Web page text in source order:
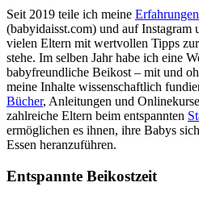
Seit 2019 teile ich meine Erfahrungen
(babyidaisst.com) und auf Instagram
vielen Eltern mit wertvollen Tipps
stehe. Im selben Jahr habe ich eine
babyfreundliche Beikost – mit und
meine Inhalte wissenschaftlich
Bücher, Anleitungen und
zahlreiche Eltern beim entspannten
ermöglichen es ihnen, ihre Babys
Essen heranzuführen.
Entspannte Beikostzeit